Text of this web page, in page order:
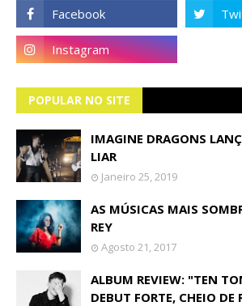
POPULAR NO SITE
IMAGINE DRAGONS
LIAR
Janeiro 25, 2019
AS MÚSICAS MAIS
REY
Agosto 21, 2017
ALBUM REVIEW: "TEN
DEBUT FORTE, CHEIO DE